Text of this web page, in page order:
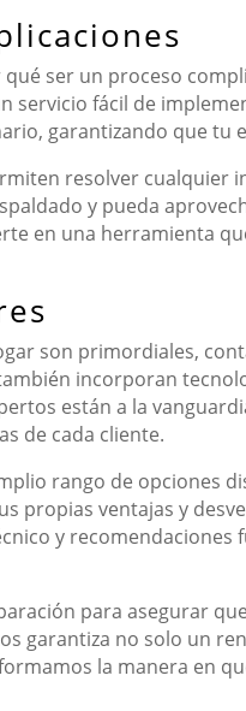
ser un proceso
fácil de
garantizando que tu
resolver cualquier
y pueda
en una herramienta
son primordiales,
incorporan
están a la
de cada cliente.
rango de opciones
propias ventajas y
y recomendaciones
para asegurar
garantiza no solo un
la manera en